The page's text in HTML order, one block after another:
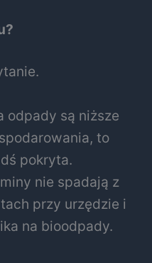
odpady są niższe
to
pokryta.
nie spadają z
przy urzędzie i
na bioodpady.